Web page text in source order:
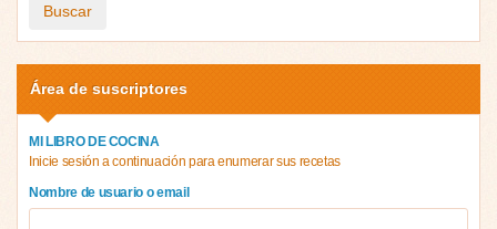
Buscar
Área de suscriptores
MI LIBRO DE COCINA
Inicie sesión a continuación para enumerar sus recetas
Nombre de usuario o email